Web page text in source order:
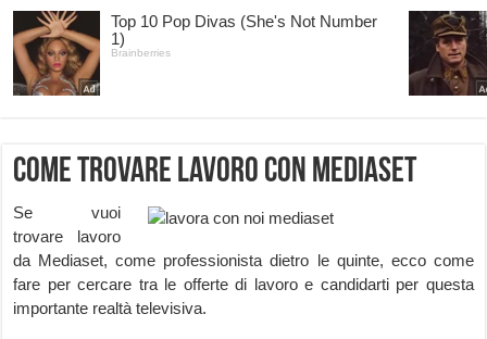
Come trovare lavoro con Mediaset
Se vuoi
trovare lavoro
da Mediaset, come professionista dietro le quinte, ecco come
fare per cercare tra le offerte di lavoro e candidarti per questa
importante realtà televisiva.